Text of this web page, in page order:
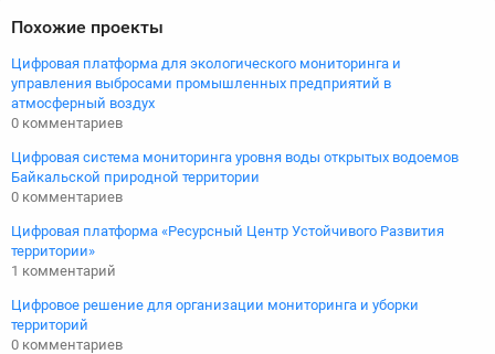
Похожие проекты
Цифровая платформа для экологического мониторинга и
управления выбросами промышленных предприятий в
атмосферный воздух
0 комментариев
Цифровая система мониторинга уровня воды открытых водоемов
Байкальской природной территории
0 комментариев
Цифровая платформа «Ресурсный Центр Устойчивого Развития
территории»
1 комментарий
Цифровое решение для организации мониторинга и уборки
территорий
0 комментариев